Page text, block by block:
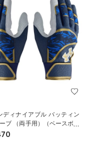
ディナイアブル バッティン
ブ （両手用）（ベースボー
）